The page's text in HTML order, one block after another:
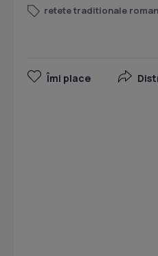
retete traditionale
Îmi place